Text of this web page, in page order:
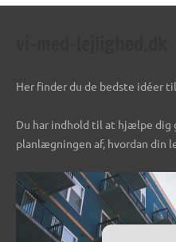
Her finder du de bedste idéer
Du har indhold til at hjælpe dig
planlægningen af, hvordan din